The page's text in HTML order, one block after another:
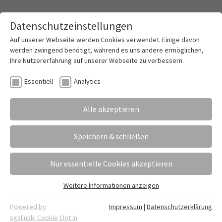
Zeugniskonferenztag am 7. Juli 2026
10.06.2026 Erstellt vonFabian Dietrich
Am Dienstag, den 7. Juli 2026, findet am Ludwig-
Erhard-Berufskolleg der Zeugniskonferenztag
statt. An diesem Tag wird kein Unterricht erteilt.
Datenschutzeinstellungen
Auf unserer Webseite werden Cookies verwendet. Einige davon
werden zwingend benötigt, während es uns andere ermöglichen,
Ihre Nutzererfahrung auf unserer Webseite zu verbessern.
Essentiell Analytics
Alle akzeptieren
Speichern & schließen
Nur essentielle Cookies akzeptieren
Essentielle Cookies werden für grundlegende Funktionen der
Webseite benötigt. Dadurch ist gewährleistet, dass die
Weitere Informationen anzeigen
Powered by
sgalinski Cookie Opt In
Impressum | Datenschutzerklärung